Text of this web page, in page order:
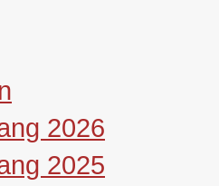
2026
2025